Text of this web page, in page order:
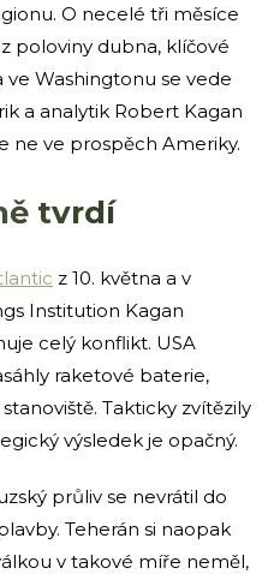
O necelé tři měsíce
poloviny dubna, klíčové
ve Washingtonu se vede
a analytik Robert Kagan
ne ve prospěch Ameriky.
tvrdí
z 10. května a v
Institution Kagan
celý konflikt. USA
raketové baterie,
Takticky zvítězily
výsledek je opačný.
průliv se nevrátil do
Teherán si naopak
v takové míře neměl,